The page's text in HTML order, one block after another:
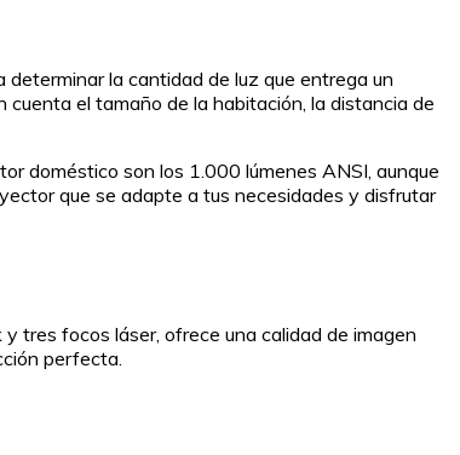
la cantidad de luz que entrega un
el tamaño de la habitación, la distancia de
doméstico son los 1.000 lúmenes ANSI, aunque
que se adapte a tus necesidades y disfrutar
tres focos láser, ofrece una calidad de imagen
perfecta.